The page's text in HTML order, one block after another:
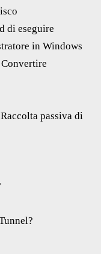
di eseguire
in Windows
passiva di